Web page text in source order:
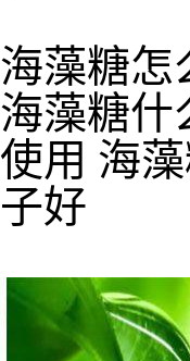
海藻糖怎
海藻糖什
使用 海
子好